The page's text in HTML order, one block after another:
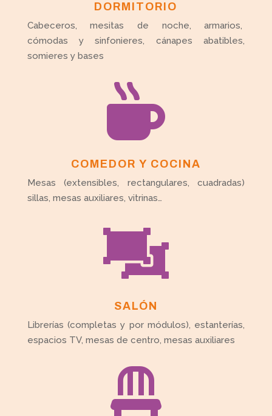
DORMITORIO
Cabeceros, mesitas de noche, armarios,
cómodas y sinfonieres, cánapes abatibles,
somieres y bases

COMEDOR Y COCINA
Mesas (extensibles, rectangulares, cuadradas)
sillas, mesas auxiliares, vitrinas…

SALÓN
Librerías (completas y por módulos), estanterías,
espacios TV, mesas de centro, mesas auxiliares
